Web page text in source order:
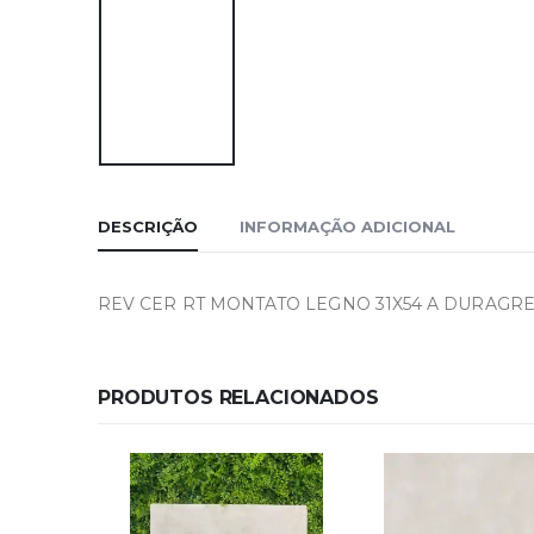
DESCRIÇÃO INFORMAÇÃO ADICIONAL
REV CER RT MONTATO LEGNO 31X54 A
PRODUTOS RELACIONADOS